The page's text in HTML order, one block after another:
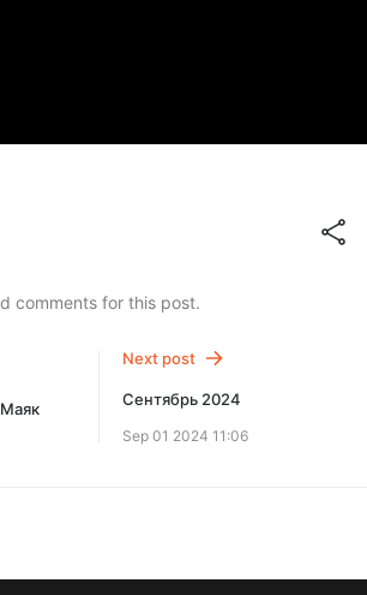
comments for this post.
Next post
Сентябрь 2024
Sep 01 2024 11:06